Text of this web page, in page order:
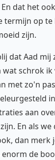
dat het
termijn op
zijn.
dat Aad mij
wat schrok ik
met zo'n
aan
En als
dan merk
de